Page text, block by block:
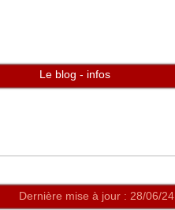
Le blog - infos
Dernière mise à jour : 28/06/24